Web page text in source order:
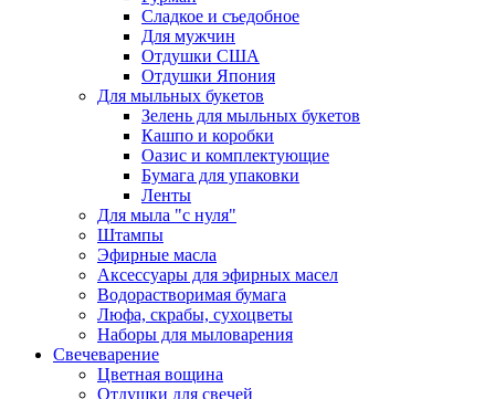
Сладкое и съедобное
Для мужчин
Отдушки США
Отдушки Япония
Для мыльных букетов
Зелень для мыльных букетов
Кашпо и коробки
Оазис и комплектующие
Бумага для упаковки
Ленты
Для мыла "с нуля"
Штампы
Эфирные масла
Аксессуары для эфирных масел
Водорастворимая бумага
Люфа, скрабы, сухоцветы
Наборы для мыловарения
Свечеварение
Цветная вощина
Отдушки для свечей